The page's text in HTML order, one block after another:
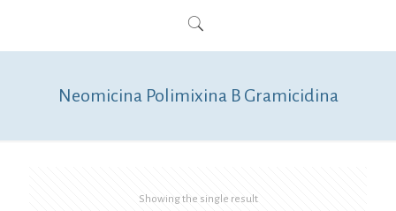
Neomicina Polimixina B Gramicidina
Showing the single result